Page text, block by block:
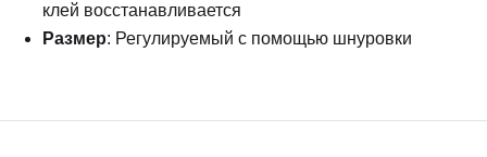
клей восстанавливается
Размер: Регулируемый с помощью шнуровки